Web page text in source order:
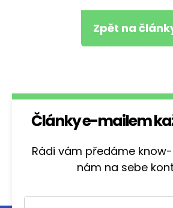
Zpět na
Články e-mailem
Rádi vám předáme
nám na sebe